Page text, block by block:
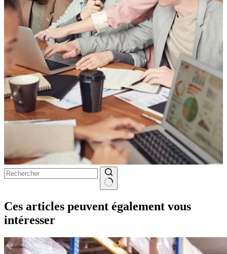
résultat
Ces articles peuvent également vous
intéresser